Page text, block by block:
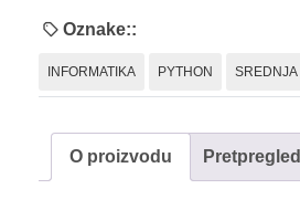
3
količina
Oznake::
INFORMATIKA PYTHON SREDNJA
O proizvodu Pretpregled